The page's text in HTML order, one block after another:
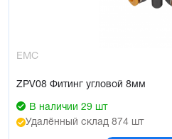
EMC
ZPV08 Фитинг угловой 8мм
В наличии 29 шт
Удалённый склад 874 шт